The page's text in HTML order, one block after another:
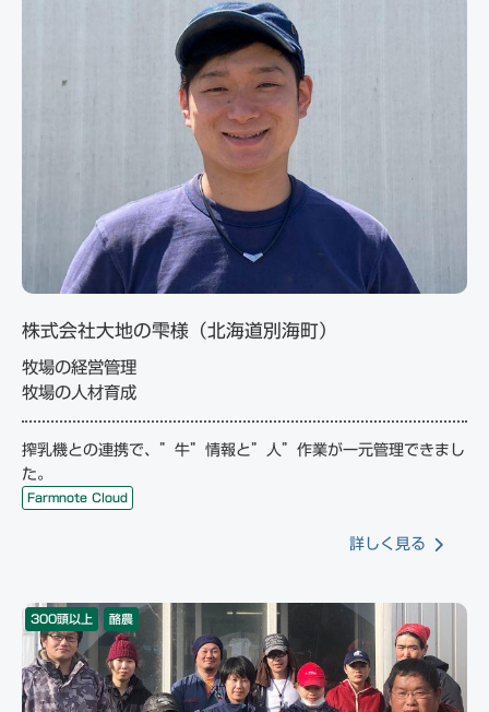
株式会社大地の雫様（北海道別海町）
牧場の経営管理
牧場の人材育成
搾乳機との連携で、”牛”情報と”人”作業が一元管理できまし
た。
Farmnote Cloud
詳しく見る
300頭以上 酪農